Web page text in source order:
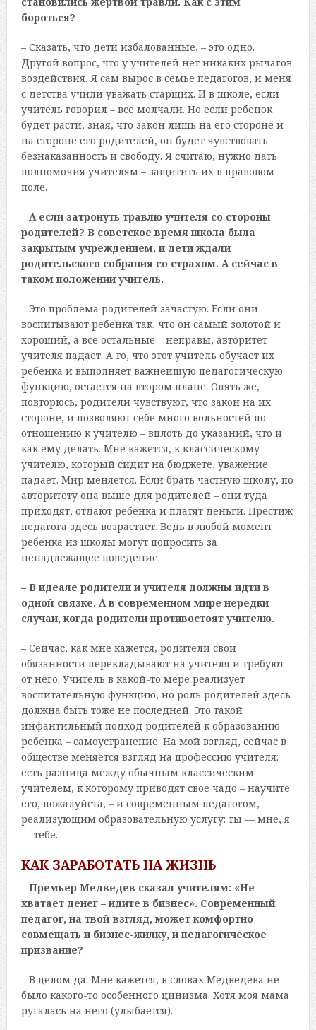
бороться?
– Сказать, что дети избалованные, – это одно.
Другой вопрос, что у учителей нет никаких рычагов
воздействия. Я сам вырос в семье педагогов, и меня
с детства учили уважать старших. И в школе, если
учитель говорил – все молчали. Но если ребенок
будет расти, зная, что закон лишь на его стороне и
на стороне его родителей, он будет чувствовать
безнаказанность и свободу. Я считаю, нужно дать
полномочия учителям – защитить их в правовом
поле.
– А если затронуть травлю учителя со стороны
родителей? В советское время школа была
закрытым учреждением, и дети ждали
родительского собрания со страхом. А сейчас в
таком положении учитель.
– Это проблема родителей зачастую. Если они
воспитывают ребенка так, что он самый золотой и
хороший, а все остальные – неправы, авторитет
учителя падает. А то, что этот учитель обучает их
ребенка и выполняет важнейшую педагогическую
функцию, остается на втором плане. Опять же,
повторюсь, родители чувствуют, что закон на их
стороне, и позволяют себе много вольностей по
отношению к учителю – вплоть до указаний, что и
как ему делать. Мне кажется, к классическому
учителю, который сидит на бюджете, уважение
падает. Мир меняется. Если брать частную школу, по
авторитету она выше для родителей – они туда
приходят, отдают ребенка и платят деньги. Престиж
педагога здесь возрастает. Ведь в любой момент
ребенка из школы могут попросить за
ненадлежащее поведение.
– В идеале родители и учителя должны идти в
одной связке. А в современном мире нередки
случаи, когда родители противостоят учителю.
– Сейчас, как мне кажется, родители свои
обязанности перекладывают на учителя и требуют
от него. Учитель в какой-то мере реализует
воспитательную функцию, но роль родителей здесь
должна быть тоже не последней. Это такой
инфантильный подход родителей к образованию
ребенка – самоустранение. На мой взгляд, сейчас в
обществе меняется взгляд на профессию учителя:
есть разница между обычным классическим
учителем, к которому приводят свое чадо – научите
его, пожалуйста, – и современным педагогом,
реализующим образовательную услугу: ты — мне, я
— тебе.
КАК ЗАРАБОТАТЬ НА ЖИЗНЬ
– Премьер Медведев сказал учителям: «Не
хватает денег – идите в бизнес». Современный
педагог, на твой взгляд, может комфортно
совмещать и бизнес-жилку, и педагогическое
призвание?
– В целом да. Мне кажется, в словах Медведева не
было какого-то особенного цинизма. Хотя моя мама
ругалась на него (улыбается).